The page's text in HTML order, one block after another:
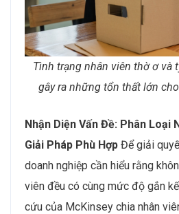
Tình trạng nhân viên thờ ơ và
gây ra những tổn thất lớn
Nhận Diện Vấn Đề: Phân Loại
Giải Pháp Phù Hợp Để giải
doanh nghiệp cần hiểu rằng
viên đều có cùng mức độ gắn
cứu của McKinsey chia nhân